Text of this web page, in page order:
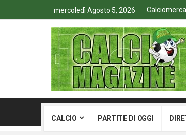
mercoledì Agosto 5, 2026
CALCIO PARTITE DI OGGI